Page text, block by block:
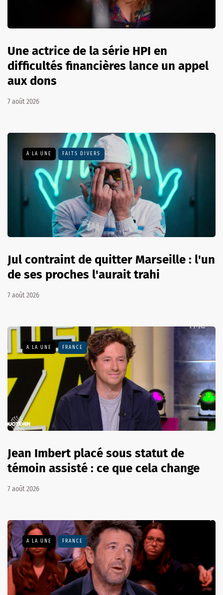
Une actrice de la série HPI en
difficultés financières lance un appel
aux dons
7 août 2026
A LA UNE FAITS DIVERS
Jul contraint de quitter Marseille : l'un
de ses proches l'aurait trahi
7 août 2026
A LA UNE FRANCE
Jean Imbert placé sous statut de
témoin assisté : ce que cela change
7 août 2026
A LA UNE FRANCE